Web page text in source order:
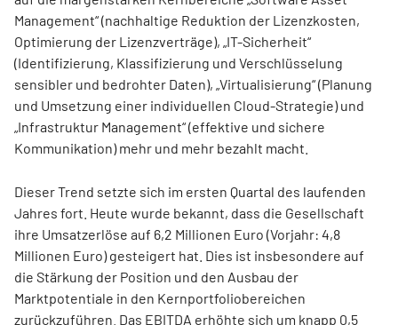
Management“ (nachhaltige Reduktion der Lizenzkosten,
Optimierung der Lizenzverträge), „IT-Sicherheit“
(Identifizierung, Klassifizierung und Verschlüsselung
sensibler und bedrohter Daten), „Virtualisierung“ (Planung
und Umsetzung einer individuellen Cloud-Strategie) und
„Infrastruktur Management“ (effektive und sichere
Kommunikation) mehr und mehr bezahlt macht.
Dieser Trend setzte sich im ersten Quartal des laufenden
Jahres fort. Heute wurde bekannt, dass die Gesellschaft
ihre Umsatzerlöse auf 6,2 Millionen Euro (Vorjahr: 4,8
Millionen Euro) gesteigert hat. Dies ist insbesondere auf
die Stärkung der Position und den Ausbau der
Marktpotentiale in den Kernportfoliobereichen
zurückzuführen. Das EBITDA erhöhte sich um knapp 0,5